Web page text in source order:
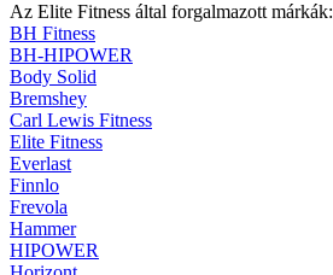
Az Elite Fitness által forgalmazott márkák:
BH Fitness
BH-HIPOWER
Body Solid
Bremshey
Carl Lewis Fitness
Elite Fitness
Everlast
Finnlo
Frevola
Hammer
HIPOWER